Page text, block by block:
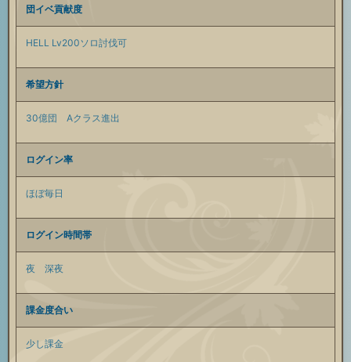
団イベ貢献度
HELL Lv200ソロ討伐可
希望方針
30億団 Aクラス進出
ログイン率
ほぼ毎日
ログイン時間帯
夜 深夜
課金度合い
少し課金